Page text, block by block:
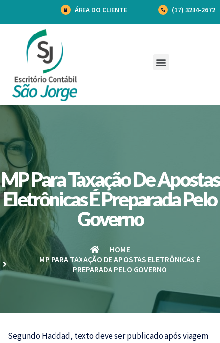
ÁREA DO CLIENTE (17) 3234-2672
MP Para Taxação De Apostas
Eletrônicas É Preparada Pelo
Governo
HOME
MP PARA TAXAÇÃO DE APOSTAS ELETRÔNICAS É
PREPARADA PELO GOVERNO
Segundo Haddad, texto deve ser publicado após viagem